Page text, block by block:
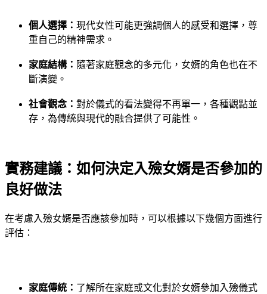
個人選擇： 現代女性可能更強調個人的感受和選擇，尊
重自己的精神需求。
家庭結構： 隨著家庭觀念的多元化，女婿的角色也在不
斷演變。
社會觀念： 對於儀式的看法變得不再單一，各種觀點並
存，為傳統與現代的融合提供了可能性。
實務建議：如何決定入殮女婿是否參加的
良好做法
在考慮入殮女婿是否應該參加時，可以根據以下幾個方面進行
評估：
家庭傳統： 了解所在家庭或文化對於女婿參加入殮儀式